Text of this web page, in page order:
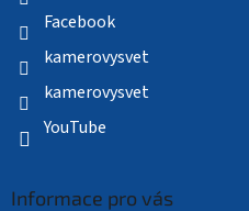
Facebook
kamerovysvet
kamerovysvet
YouTube
Informace pro vás